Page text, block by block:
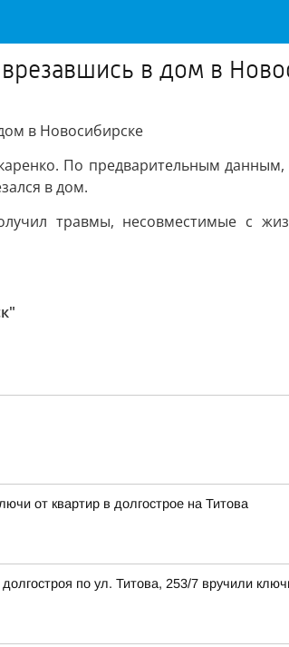
в дом в
в Новосибирске
По предварительным
в дом.
травмы, несовместимые с
от квартир в долгострое на Титова
по ул. Титова, 253/7 вручили